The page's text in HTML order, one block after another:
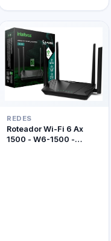
REDES
Roteador Wi-Fi 6 Ax
1500 - W6-1500 -